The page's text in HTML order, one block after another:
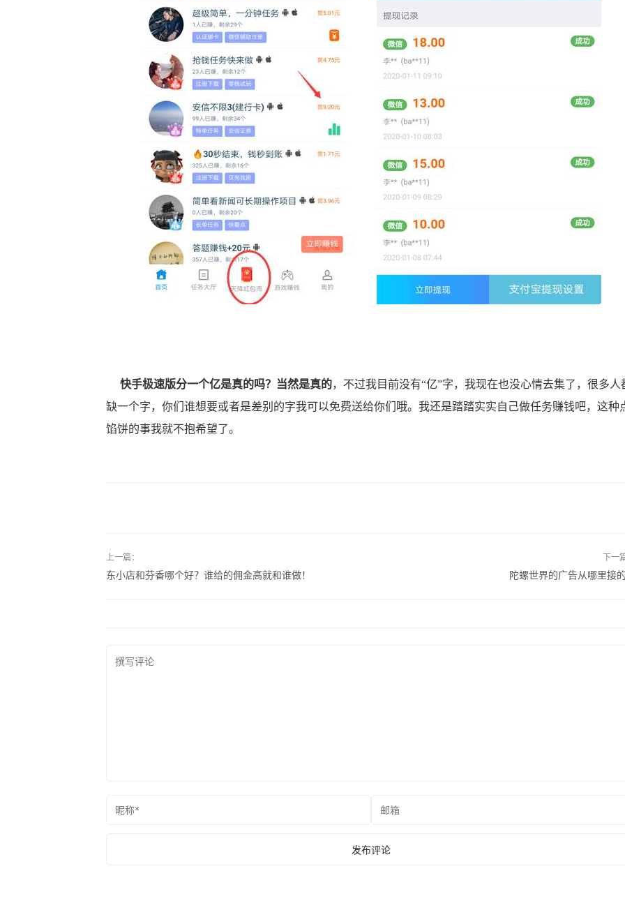
快手极速版分一个亿是真的吗？当然是真的，不过我目前没有“亿”字，我现在也没心情去集了，很多人
缺一个字，你们谁想要或者是差别的字我可以免费送给你们哦。我还是踏踏实实自己做任务赚钱吧，这种
馅饼的事我就不抱希望了。
上一篇：
东小店和芬香哪个好？谁给的佣金高就和谁做！
下一
陀螺世界的广告从哪里接